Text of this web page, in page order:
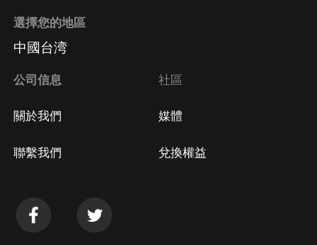
選擇您的地區
中國台湾
公司信息
關於我們
聯繫我們
社區
媒體
兌換權益